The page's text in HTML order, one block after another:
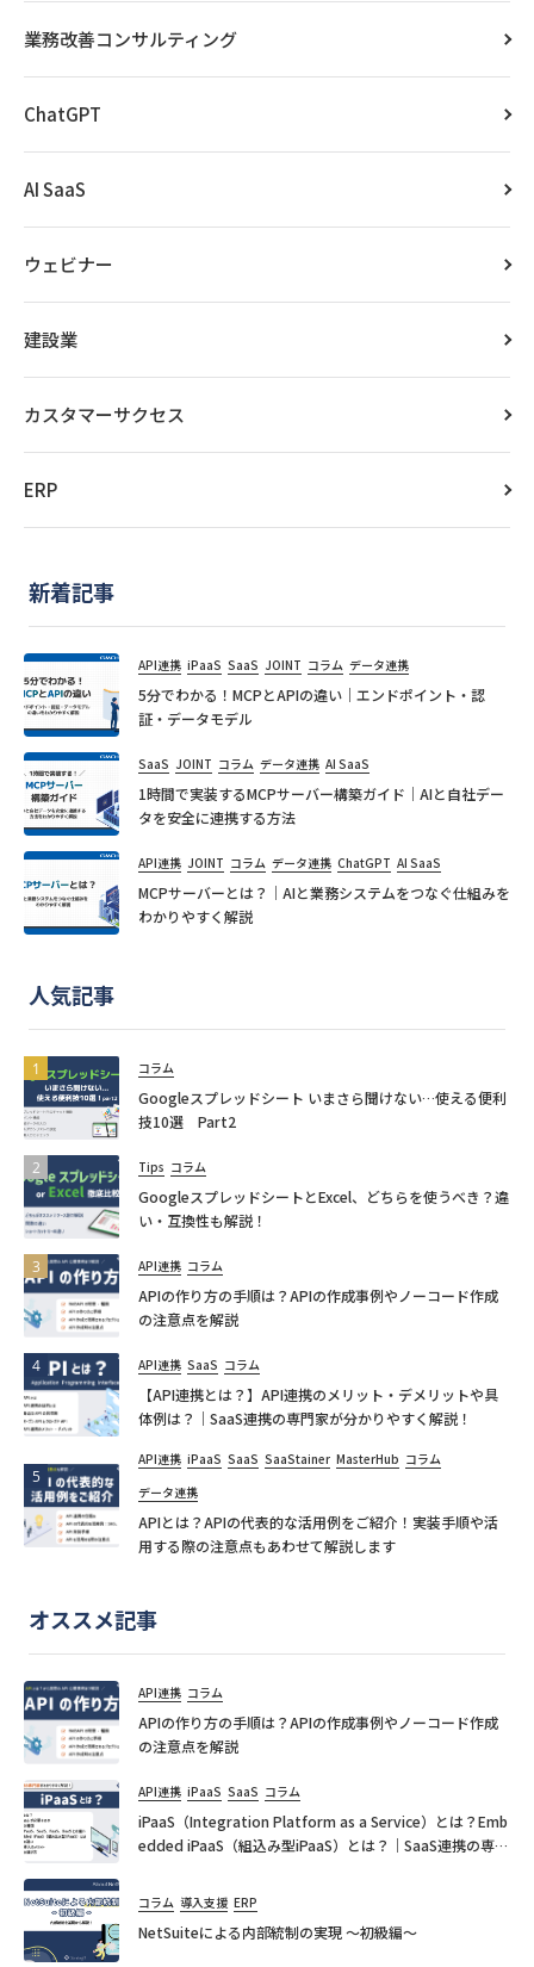
業務改善コンサルティング
ChatGPT
AI SaaS
ウェビナー
建設業
カスタマーサクセス
ERP
新着記事
API連携 iPaaS SaaS JOINT コラム データ連携
5分でわかる！MCPとAPIの違い｜エンドポイント・認
証・データモデル
SaaS JOINT コラム データ連携 AI SaaS
1時間で実装するMCPサーバー構築ガイド｜AIと自社デー
タを安全に連携する方法
API連携 JOINT コラム データ連携 ChatGPT AI SaaS
MCPサーバーとは？｜AIと業務システムをつなぐ仕組みを
わかりやすく解説
人気記事
コラム
Googleスプレッドシート いまさら聞けない…使える便利
技10選 Part2
Tips コラム
GoogleスプレッドシートとExcel、どちらを使うべき？違
い・互換性も解説！
API連携 コラム
APIの作り方の手順は？APIの作成事例やノーコード作成
の注意点を解説
API連携 SaaS コラム
【API連携とは？】API連携のメリット・デメリットや具
体例は？｜SaaS連携の専門家が分かりやすく解説！
API連携 iPaaS SaaS SaaStainer MasterHub コラム
データ連携
APIとは？APIの代表的な活用例をご紹介！実装手順や活
用する際の注意点もあわせて解説します
オススメ記事
API連携 コラム
APIの作り方の手順は？APIの作成事例やノーコード作成
の注意点を解説
API連携 iPaaS SaaS コラム
iPaaS（Integration Platform as a Service）とは？Emb
edded iPaaS（組込み型iPaaS）とは？｜SaaS連携の専門
コラム 導入支援 ERP
NetSuiteによる内部統制の実現 ～初級編～